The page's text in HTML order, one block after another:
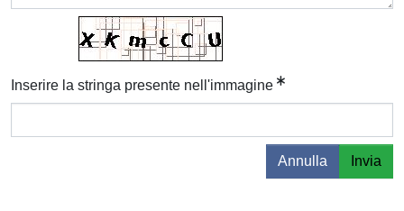
Inserire la stringa presente nell'immagine
Annulla Invia